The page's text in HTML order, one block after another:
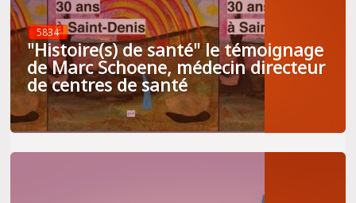
5834
"Histoire(s) de santé" le témoignage
de Marc Schoene, médecin directeur
de centres de santé